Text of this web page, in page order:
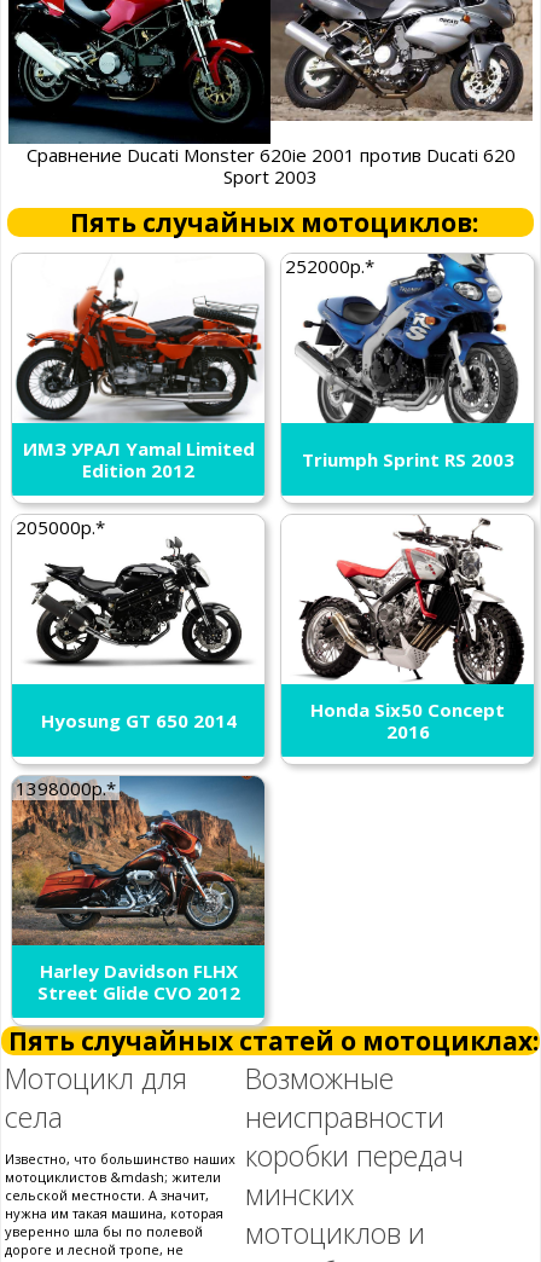
Сравнение Ducati Monster 620ie 2001 против Ducati 620
Sport 2003
Пять случайных мотоциклов:
ИМЗ УРАЛ Yamal Limited
Edition 2012
252000р.*
Triumph Sprint RS 2003
205000р.*
Hyosung GT 650 2014
Honda Six50 Concept
2016
1398000р.*
Harley Davidson FLHX
Street Glide CVO 2012
Пять случайных статей о мотоциклах:
Мотоцикл для
села
Известно, что большинство наших
мотоциклистов &mdash; жители
сельской местности. А значит,
нужна им такая машина, которая
уверенно шла бы по полевой
дороге и лесной тропе, не
Возможные
неисправности
коробки передач
минских
мотоциклов и